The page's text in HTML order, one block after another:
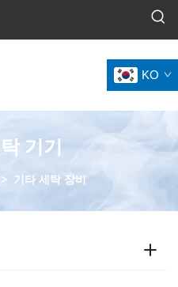
KO
기기
> 기타 세탁 장비